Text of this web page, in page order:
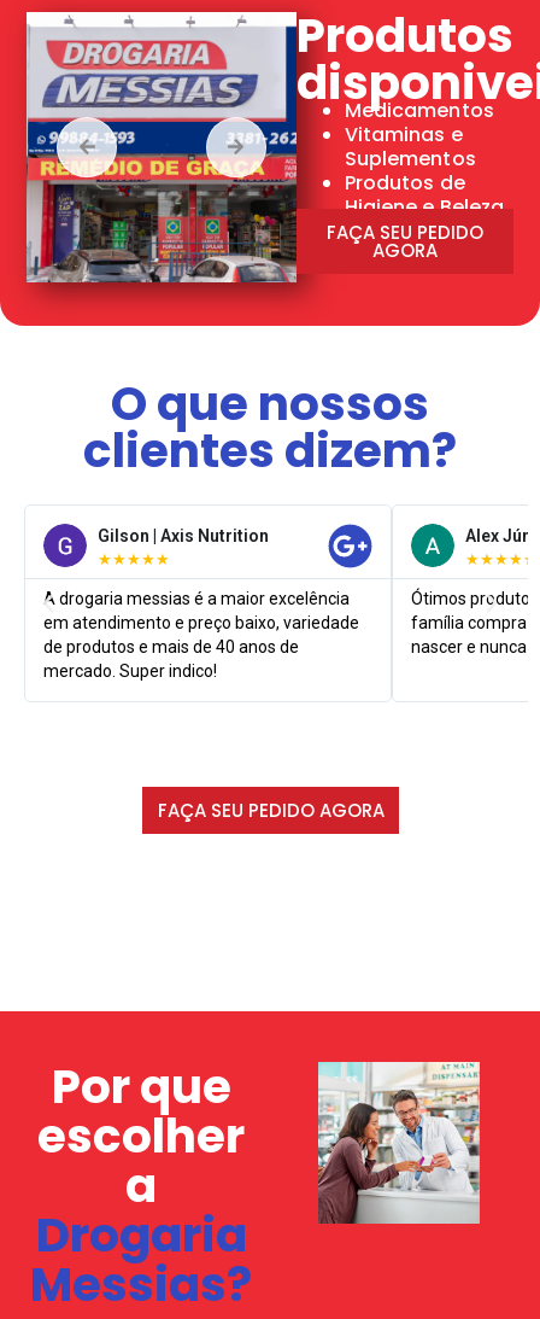
Produtos
Medicamentos
Vitaminas e
Suplementos
Produtos de
Higiene e Beleza
FAÇA SEU PEDIDO
AGORA
O que nossos
clientes dizem?
Gilson | Axis Nutrition
★★★★★
A drogaria messias é a maior excelência
em atendimento e preço baixo, variedade
de produtos e mais de 40 anos de
mercado. Super indico!
Alex
★★★★★
Ótimos
família compra
nascer e nunca
FAÇA SEU PEDIDO AGORA
Por que
escolher
a
Drogaria
Messias?